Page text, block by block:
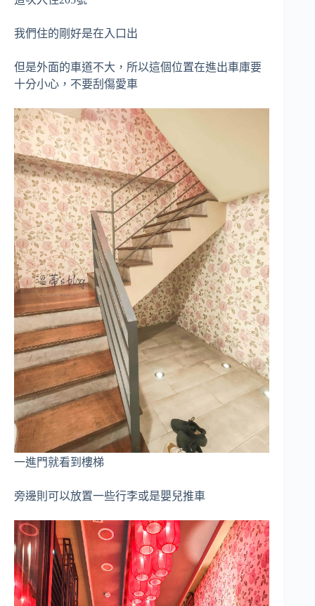
我們住的剛好是在入口出
但是外面的車道不大，所以這個位置在進出車庫要
十分小心，不要刮傷愛車
一進門就看到樓梯
旁邊則可以放置一些行李或是嬰兒推車